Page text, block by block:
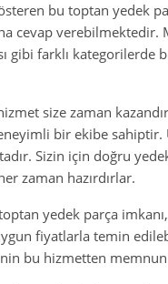
bu toptan yedek
cevap verebilmektedir.
gibi farklı kategorilerde
size zaman
bir ekibe
Sizin için doğru
zaman hazırdırlar.
yedek parça
fiyatlarla temin
bu hizmetten memnun